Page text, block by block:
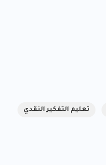
تعليم التفكير النقدي